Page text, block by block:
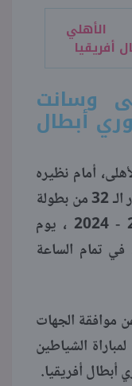
الأهلي
أفريقيا
وسانت
أبطال
أمام نظيره
سانت جورج الإثيوبي، في ذهاب دور الـ 32 من بطولة
دوري أبطال أفريقيا موسم 2023 - 2024 ، يوم
الموافق 24 سبتمبر 2023، في تمام الساعة
موافقة الجهات
ألف مشجع لمباراة الشياطين
أبطال أفريقيا.